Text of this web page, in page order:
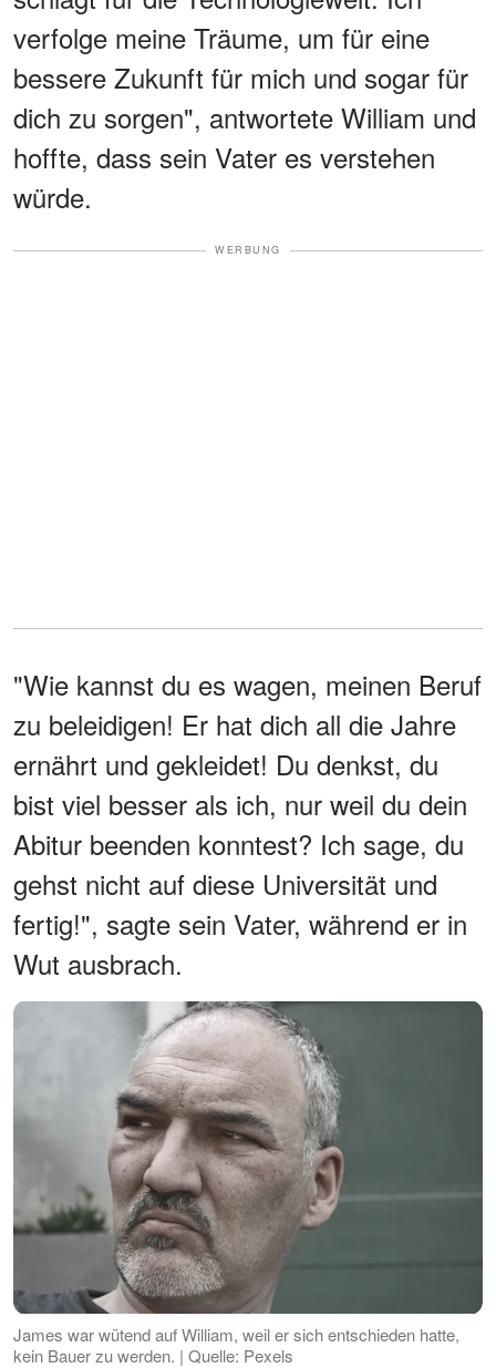
verfolge meine Träume, um für eine
bessere Zukunft für mich und sogar für
dich zu sorgen", antwortete William und
hoffte, dass sein Vater es verstehen
würde.
WERBUNG
"Wie kannst du es wagen, meinen Beruf
zu beleidigen! Er hat dich all die Jahre
ernährt und gekleidet! Du denkst, du
bist viel besser als ich, nur weil du dein
Abitur beenden konntest? Ich sage, du
gehst nicht auf diese Universität und
fertig!", sagte sein Vater, während er in
Wut ausbrach.
James war wütend auf William, weil er sich entschieden hatte,
kein Bauer zu werden. | Quelle: Pexels